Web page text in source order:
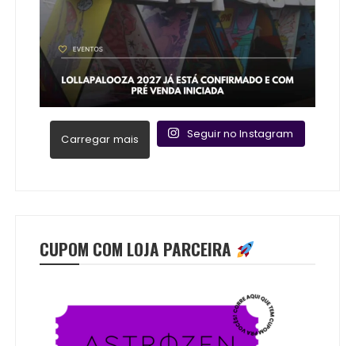
Carregar mais Seguir no Instagram
CUPOM COM LOJA PARCEIRA